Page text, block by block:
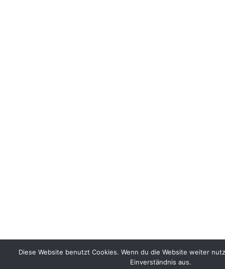
Diese Website benutzt Cookies. Wenn du die Website weiter
Einverständnis aus.